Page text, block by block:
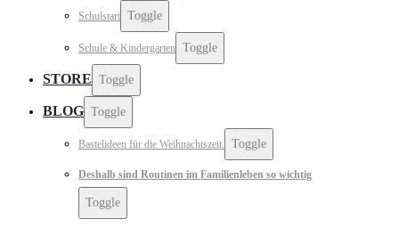
Schulstart Toggle
Schule & Kindergarten Toggle
STORE Toggle
BLOG Toggle
Bastelideen für die Weihnachtszeit. Toggle
Deshalb sind Routinen im Familienleben so wichtig
Toggle